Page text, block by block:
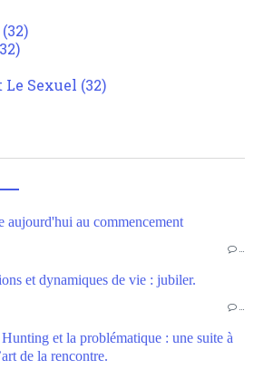
aujourd'hui au commencement
…
et dynamiques de vie : jubiler.
…
et la problématique : une suite à
de la rencontre.
(32)
Sexuel (32)